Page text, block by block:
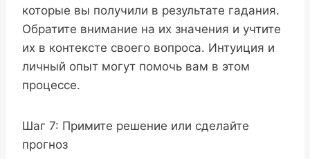
которые вы получили в результате гадания.
Обратите внимание на их значения и учтите
их в контексте своего вопроса. Интуиция и
личный опыт могут помочь вам в этом
процессе.
Шаг 7: Примите решение или сделайте
прогноз